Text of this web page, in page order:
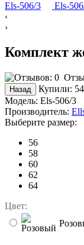
‹
›
Комплект
Купили:
Модель: Els-506/3
Производитель:
Выберите размер:
56
58
60
62
64
Цвет: